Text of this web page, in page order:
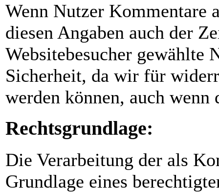
Wenn Nutzer Kommentare
diesen Angaben auch der
Websitebesucher gewählte
Sicherheit, da wir für
werden können, auch
Rechtsgrundlage:
Die Verarbeitung der als
Grundlage eines